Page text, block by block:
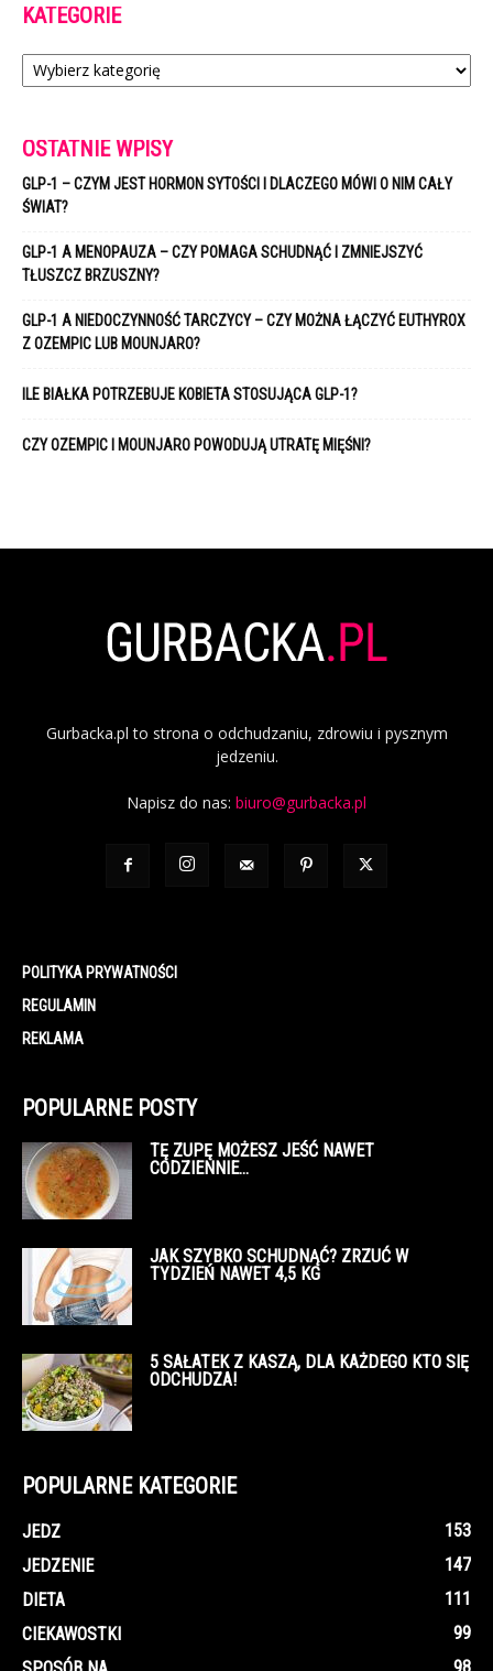
KATEGORIE
Kategorie
OSTATNIE WPISY
GLP-1 – CZYM JEST HORMON SYTOŚCI I DLACZEGO MÓWI O NIM CAŁY
ŚWIAT?
GLP-1 A MENOPAUZA – CZY POMAGA SCHUDNĄĆ I ZMNIEJSZYĆ
TŁUSZCZ BRZUSZNY?
GLP-1 A NIEDOCZYNNOŚĆ TARCZYCY – CZY MOŻNA ŁĄCZYĆ EUTHYROX
Z OZEMPIC LUB MOUNJARO?
ILE BIAŁKA POTRZEBUJE KOBIETA STOSUJĄCA GLP-1?
CZY OZEMPIC I MOUNJARO POWODUJĄ UTRATĘ MIĘŚNI?
Gurbacka.pl to strona o odchudzaniu, zdrowiu i pysznym
jedzeniu.
Napisz do nas: biuro@gurbacka.pl
POLITYKA PRYWATNOŚCI
REGULAMIN
REKLAMA
POPULARNE POSTY
TĘ ZUPĘ MOŻESZ JEŚĆ NAWET
CODZIENNIE…
JAK SZYBKO SCHUDNĄĆ? ZRZUĆ W
TYDZIEŃ NAWET 4,5 KG
5 SAŁATEK Z KASZĄ, DLA KAŻDEGO KTO SIĘ
ODCHUDZA!
POPULARNE KATEGORIE
JEDZ
153
JEDZENIE
147
DIETA
111
CIEKAWOSTKI
99